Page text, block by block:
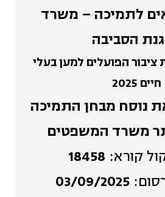
לתמיכה – משרד
הסביבה
הפועלים למען בעלי
חיים 2025
נוסח מבחן התמיכה
משרד המשפטים
קורא: 18458
03/09/2025